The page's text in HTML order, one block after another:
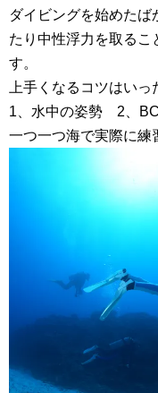
ダイビングを始めたば
たり中性浮力を取るこ
す。
上手くなるコツはい
1、水中の姿勢 2、
一つ一つ海で実際に練